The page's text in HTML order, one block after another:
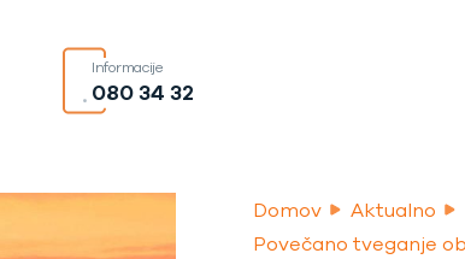
Informacije
080 34 32
Domov
Aktualno
Povečano tveganje